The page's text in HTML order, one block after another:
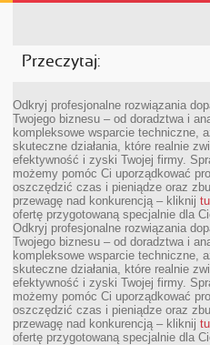
Przeczytaj:
Odkryj profesjonalne rozwiązania
Twojego biznesu – od doradztwa i
kompleksowe wsparcie techniczne,
skuteczne działania, które realnie
efektywność i zyski Twojej firmy.
możemy pomóc Ci uporządkować
oszczędzić czas i pieniądze oraz
przewagę nad konkurencją – kliknij
ofertę przygotowaną specjalnie dla
Odkryj profesjonalne rozwiązania
Twojego biznesu – od doradztwa i
kompleksowe wsparcie techniczne,
skuteczne działania, które realnie
efektywność i zyski Twojej firmy.
możemy pomóc Ci uporządkować
oszczędzić czas i pieniądze oraz
przewagę nad konkurencją – kliknij
ofertę przygotowaną specjalnie dla